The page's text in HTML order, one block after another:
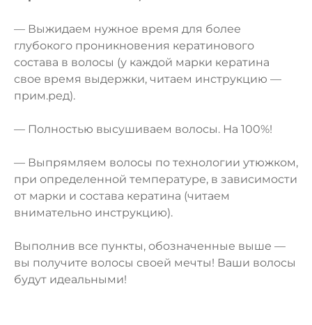
— Выжидаем нужное время для более
глубокого проникновения кератинового
состава в волосы (у каждой марки кератина
свое время выдержки, читаем инструкцию —
прим.ред).
— Полностью высушиваем волосы. На 100%!
— Выпрямляем волосы по технологии утюжком,
при определенной температуре, в зависимости
от марки и состава кератина (читаем
внимательно инструкцию).
Выполнив все пункты, обозначенные выше —
вы получите волосы своей мечты! Ваши волосы
будут идеальными!